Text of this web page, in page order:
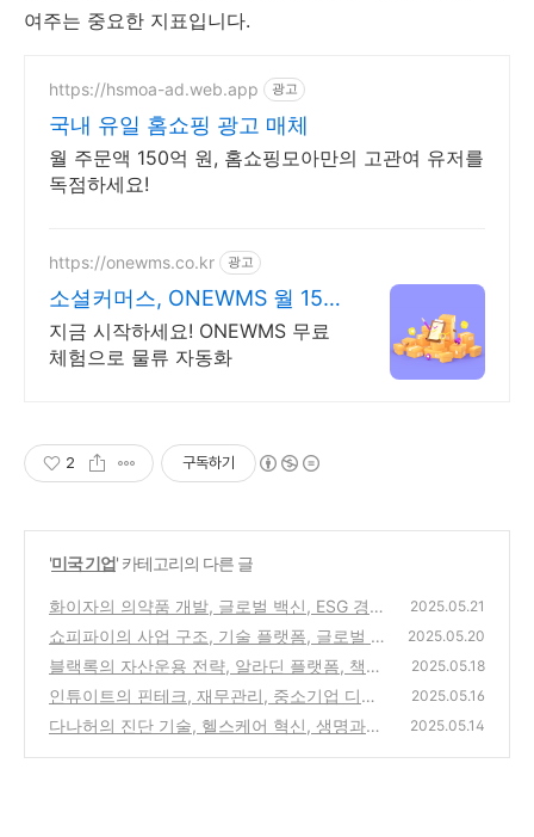
여주는 중요한 지표입니다.
https://hsmoa-ad.web.app 광고
국내 유일 홈쇼핑 광고 매체
월 주문액 150억 원, 홈쇼핑모아만의 고관여 유저를
독점하세요!
https://onewms.co.kr 광고
소셜커머스, ONEWMS 월 15
만원 이상 아끼세요!
지금 시작하세요! ONEWMS 무료
체험으로 물류 자동화
2 구독하기
'미국 기업' 카테고리의 다른 글
화이자의 의약품 개발, 글로벌 백신, ESG 경영
(0)
2025.05.21
쇼피파이의 사업 구조, 기술 플랫폼, 글로벌 창
업
(1)
2025.05.20
블랙록의 자산운용 전략, 알라딘 플랫폼, 책임
투자
(2)
2025.05.18
인튜이트의 핀테크, 재무관리, 중소기업 디지
털화 기여
(0)
2025.05.16
다나허의 진단 기술, 헬스케어 혁신, 생명과학 2025.05.14